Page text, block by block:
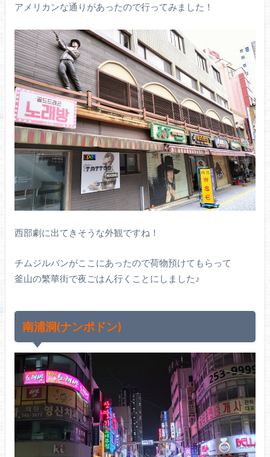
アメリカンな通りがあったので行ってみました！
西部劇に出てきそうな外観ですね！
チムジルバンがここにあったので荷物預けてもらって
釜山の繁華街で夜ごはん行くことにしました♪
南浦洞(ナンポドン)